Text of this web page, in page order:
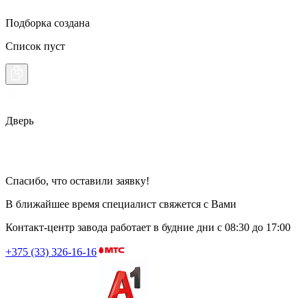
Подборка создана
Список пуст
Дверь
Спасибо, что оставили заявку!
В ближайшее время специалист свяжется с Вами
Контакт-центр завода работает в будние дни с 08:30 до 17:00
+375 (33) 326-16-16